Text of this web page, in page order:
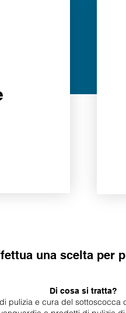
una scelta per
Di cosa si tratta?
pulizia e cura del